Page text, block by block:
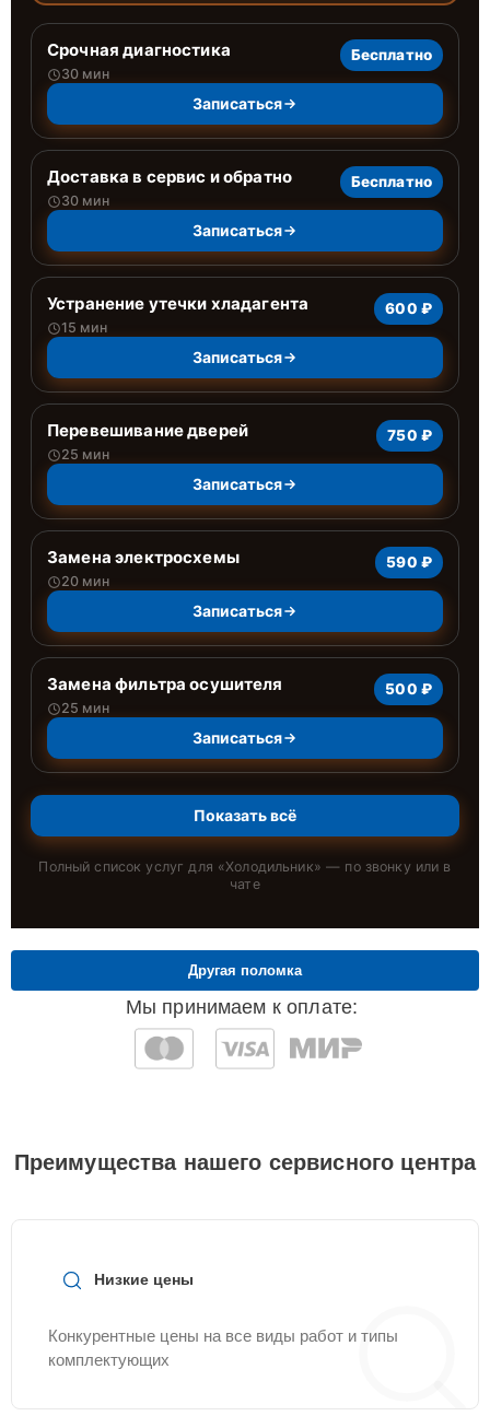
Срочная диагностика
30 мин
Бесплатно
Записаться
Доставка в сервис и обратно
30 мин
Бесплатно
Записаться
Устранение утечки хладагента
15 мин
600 ₽
Записаться
Перевешивание дверей
25 мин
750 ₽
Записаться
Замена электросхемы
20 мин
590 ₽
Записаться
Замена фильтра осушителя
25 мин
500 ₽
Записаться
Показать всё
Полный список услуг для «Холодильник» — по звонку или в
чате
Мы принимаем к оплате:
Другая поломка
Преимущества нашего сервисного центра
Низкие цены
Конкурентные цены на все виды работ и типы
комплектующих